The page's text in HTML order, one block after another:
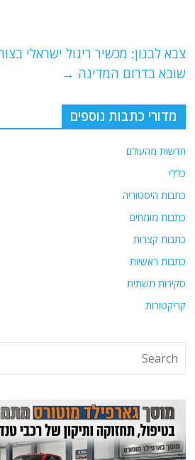
p
o
צבא לבנון: מכשיר ריגול ישראלי
שובא בדרום המדינה →
מדורי כתבות נוספים
חדשות מהעולם
כללי
כתבות היסטוריה
כתבות מומחים
כתבות קצרות
כתבות ראשיות
סקירות תשתית
קריקטורות